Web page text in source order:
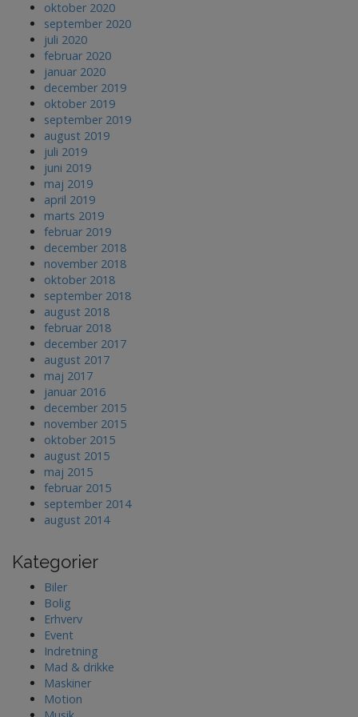
oktober 2020
september 2020
juli 2020
februar 2020
januar 2020
december 2019
oktober 2019
september 2019
august 2019
juli 2019
juni 2019
maj 2019
april 2019
marts 2019
februar 2019
december 2018
november 2018
oktober 2018
september 2018
august 2018
februar 2018
december 2017
august 2017
maj 2017
januar 2016
december 2015
november 2015
oktober 2015
august 2015
maj 2015
februar 2015
september 2014
august 2014
Kategorier
Biler
Bolig
Erhverv
Event
Indretning
Mad & drikke
Maskiner
Motion